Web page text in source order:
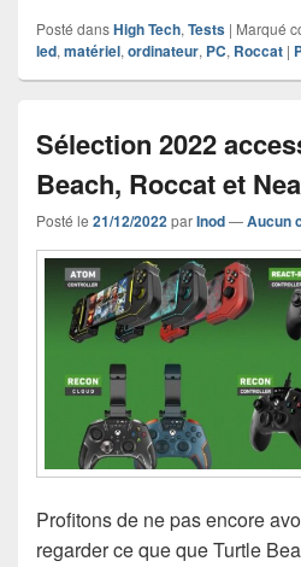
Posté dansHigh Tech, Tests | Marqué
led, matériel, ordinateur, PC, Roccat |
Sélection 2022
Beach, Roccat et
Posté le 21/12/2022parInod—Aucun
Profitons de ne pas encore
regarder ce que que Turtle